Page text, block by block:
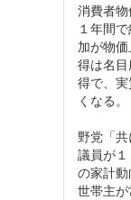
消費者
１年間
加が物
得は名
得で、
くなる。
野党「
議員が
の家計動
世帯主